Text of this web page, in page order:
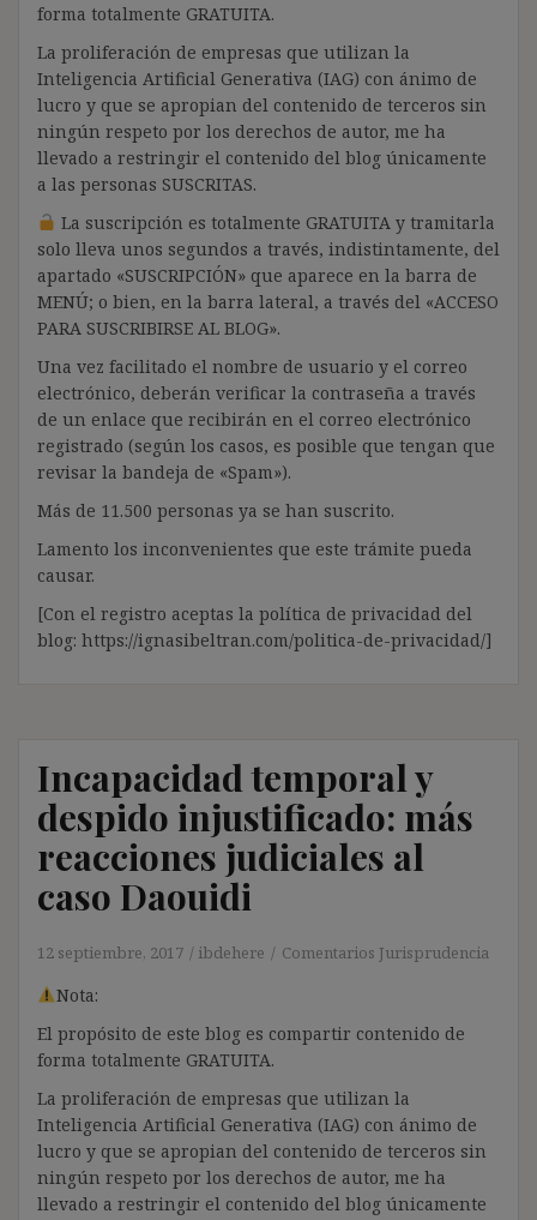
forma totalmente GRATUITA.
La proliferación de empresas que utilizan la
Inteligencia Artificial Generativa (IAG) con ánimo de
lucro y que se apropian del contenido de terceros sin
ningún respeto por los derechos de autor, me ha
llevado a restringir el contenido del blog únicamente
a las personas SUSCRITAS.
La suscripción es totalmente GRATUITA y tramitarla
solo lleva unos segundos a través, indistintamente, del
apartado «SUSCRIPCIÓN» que aparece en la barra de
MENÚ; o bien, en la barra lateral, a través del «ACCESO
PARA SUSCRIBIRSE AL BLOG».
Una vez facilitado el nombre de usuario y el correo
electrónico, deberán verificar la contraseña a través
de un enlace que recibirán en el correo electrónico
registrado (según los casos, es posible que tengan que
revisar la bandeja de «Spam»).
Más de 11.500 personas ya se han suscrito.
Lamento los inconvenientes que este trámite pueda
causar.
[Con el registro aceptas la política de privacidad del
blog: https://ignasibeltran.com/politica-de-privacidad/]
Incapacidad temporal y
despido injustificado: más
reacciones judiciales al
caso Daouidi
12 septiembre, 2017 ibdehere Comentarios Jurisprudencia
Nota:
El propósito de este blog es compartir contenido de
forma totalmente GRATUITA.
La proliferación de empresas que utilizan la
Inteligencia Artificial Generativa (IAG) con ánimo de
lucro y que se apropian del contenido de terceros sin
ningún respeto por los derechos de autor, me ha
llevado a restringir el contenido del blog únicamente